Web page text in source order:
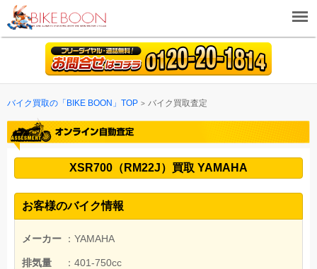
バイク買取の「BIKE BOON」TOP バイク買取査定
XSR700（RM22J）買取 YAMAHA
お客様のバイク情報
メーカー ：YAMAHA
排気量 ：401-750cc